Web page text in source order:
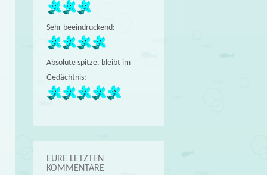
Sehr beeindruckend:
Absolute spitze, bleibt im
Gedächtnis:
EURE LETZTEN
KOMMENTARE